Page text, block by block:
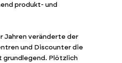
produkt- und
Jahren veränderte der
und Discounter die
grundlegend. Plötzlich